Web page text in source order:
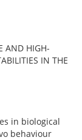
AND HIGH-
IN THE
in biological
behaviour